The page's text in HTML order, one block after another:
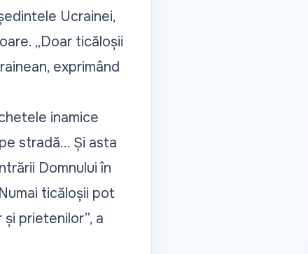
Ucrainei,
„Doar ticăloșii
exprimând
inamice
stradă... Și asta
Domnului în
ticăloșii pot
prietenilor”, a